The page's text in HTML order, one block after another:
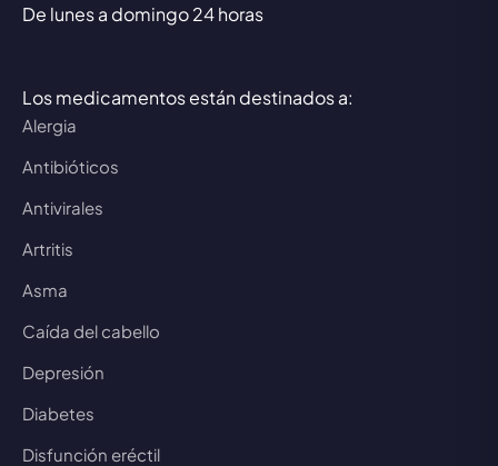
De lunes a domingo 24 horas
Los medicamentos están destinados a:
Alergia
Antibióticos
Antivirales
Artritis
Asma
Caída del cabello
Depresión
Diabetes
Disfunción eréctil